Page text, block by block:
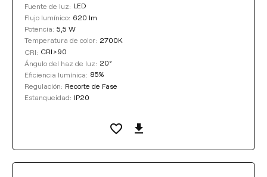
TEMPERATURA DE COLOR
Seleccionar
EFICIENCIA LUMÍNICA
Fuente de luz: LED
Flujo lumínico: 620 lm
Potencia: 5,5 W
Temperatura de color: 2700K
CRI: CRI>90
Ángulo del haz de luz: 20°
Eficiencia lumínica: 85%
Regulación: Recorte de Fase
Estanqueidad: IP20